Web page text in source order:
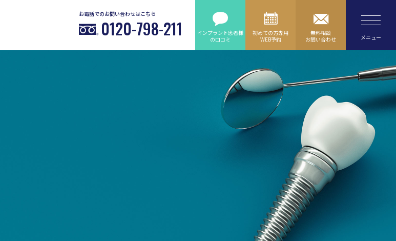
お電話でのお問い合わせはこちら
0120-798-211
インプラント患者様
の口コミ
初めての方専用
WEB予約
無料相談
お問い合わせ
メニュー